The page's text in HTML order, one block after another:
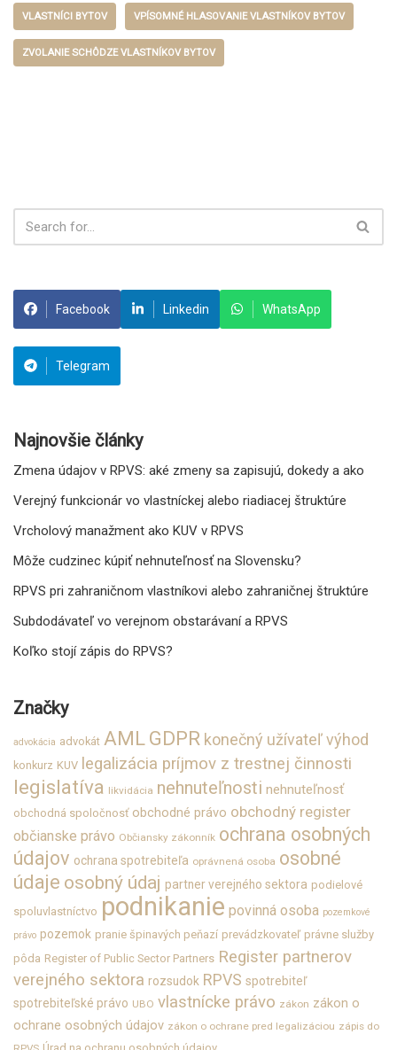
VLASTNÍCI BYTOV VPÍSOMNÉ HLASOVANIE VLASTNÍKOV BYTOV
ZVOLANIE SCHÔDZE VLASTNÍKOV BYTOV
Facebook Linkedin WhatsApp
Telegram
Najnovšie články
Zmena údajov v RPVS: aké zmeny sa zapisujú, dokedy a ako
Verejný funkcionár vo vlastníckej alebo riadiacej štruktúre
Vrcholový manažment ako KUV v RPVS
Môže cudzinec kúpiť nehnuteľnosť na Slovensku?
RPVS pri zahraničnom vlastníkovi alebo zahraničnej štruktúre
Subdodávateľ vo verejnom obstarávaní a RPVS
Koľko stojí zápis do RPVS?
Značky
advokácia advokát AML GDPR konečný užívateľ výhod
konkurz KUV legalizácia príjmov z trestnej činnosti
legislatíva likvidácia nehnuteľnosti nehnuteľnosť
obchodná spoločnosť obchodné právo obchodný register
občianske právo Občiansky zákonník ochrana osobných
údajov ochrana spotrebiteľa oprávnená osoba osobné
údaje osobný údaj partner verejného sektora podielové
spoluvlastníctvo podnikanie povinná osoba pozemkové
právo pozemok pranie špinavých peňazí prevádzkovateľ právne služby
pôda Register of Public Sector Partners Register partnerov
verejného sektora rozsudok RPVS spotrebiteľ
spotrebiteľské právo UBO vlastnícke právo zákon zákon o
ochrane osobných údajov zákon o ochrane pred legalizáciou zápis do